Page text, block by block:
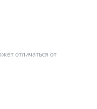
отличаться от